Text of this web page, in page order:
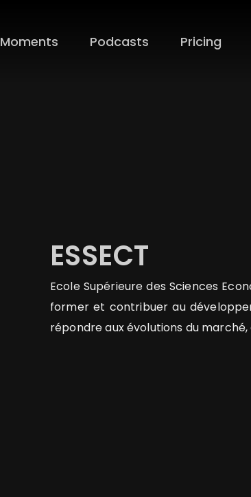
Moments Podcasts Pricing
ESSECT
Ecole Supérieure des Sciences
former et contribuer au
répondre aux évolutions du